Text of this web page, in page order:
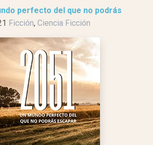
perfecto del que no podrás
Ficción, Ciencia Ficción